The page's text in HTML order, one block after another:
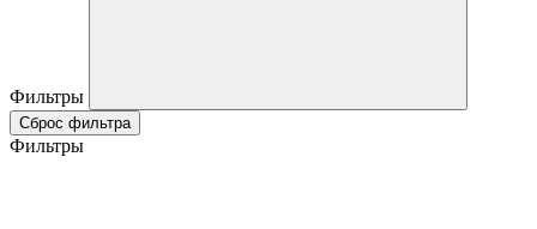
Фильтры
Сброс фильтра
Фильтры